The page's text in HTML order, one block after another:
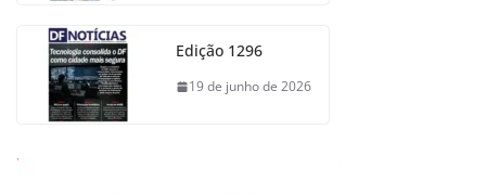
Edição 1296
19 de junho de 2026